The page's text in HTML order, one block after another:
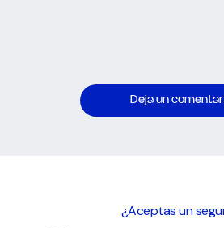
Deja un
¿Aceptas un